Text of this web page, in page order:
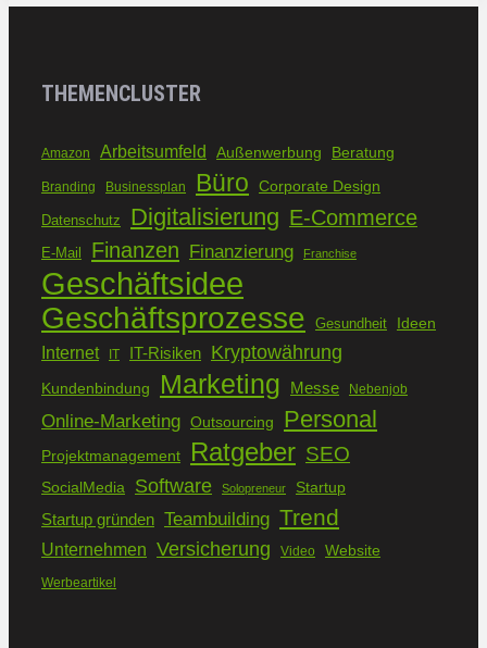
THEMENCLUSTER
Amazon Arbeitsumfeld Außenwerbung Beratung
Branding Businessplan Büro Corporate Design
Datenschutz Digitalisierung E-Commerce
E-Mail Finanzen Finanzierung Franchise
Geschäftsidee
Geschäftsprozesse Gesundheit Ideen
Internet IT IT-Risiken Kryptowährung
Kundenbindung Marketing Messe Nebenjob
Online-Marketing Outsourcing Personal
Projektmanagement Ratgeber SEO
SocialMedia Software Solopreneur Startup
Startup gründen Teambuilding Trend
Unternehmen Versicherung Video Website
Werbeartikel